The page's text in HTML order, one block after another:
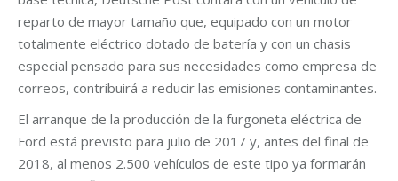
reparto de mayor tamaño que, equipado con un motor
totalmente eléctrico dotado de batería y con un chasis
especial pensado para sus necesidades como empresa de
correos, contribuirá a reducir las emisiones contaminantes.
El arranque de la producción de la furgoneta eléctrica de
Ford está previsto para julio de 2017 y, antes del final de
2018, al menos 2.500 vehículos de este tipo ya formarán